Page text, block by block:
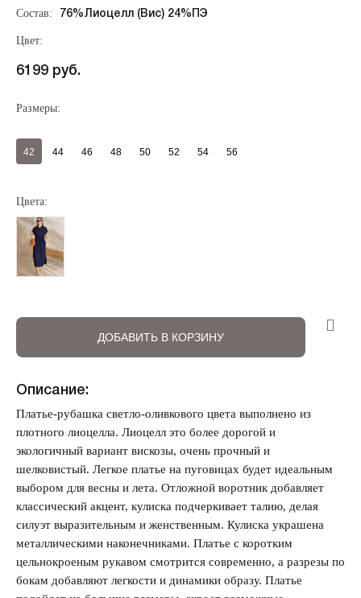
Регистрация
Запомнить меня на этом компьютере
Забыли свой пароль?
Состав: 76%Лиоцелл (Вис) 24%ПЭ
Цвет:
6199 руб.
Размеры:
42 44 46 48 50 52 54 56
Цвета:
ДОБАВИТЬ В КОРЗИНУ
Описание:
Платье-рубашка светло-оливкового цвета выполнено из
плотного лиоцелла. Лиоцелл это более дорогой и
экологичный вариант вискозы, очень прочный и
шелковистый. Легкое платье на пуговицах будет идеальным
выбором для весны и лета. Отложной воротник добавляет
классический акцент, кулиска подчеркивает талию, делая
силуэт выразительным и женственным. Кулиска украшена
металлическими наконечниками. Платье с коротким
цельнокроеным рукавом смотрится современно, а разрезы по
бокам добавляют легкости и динамики образу. Платье